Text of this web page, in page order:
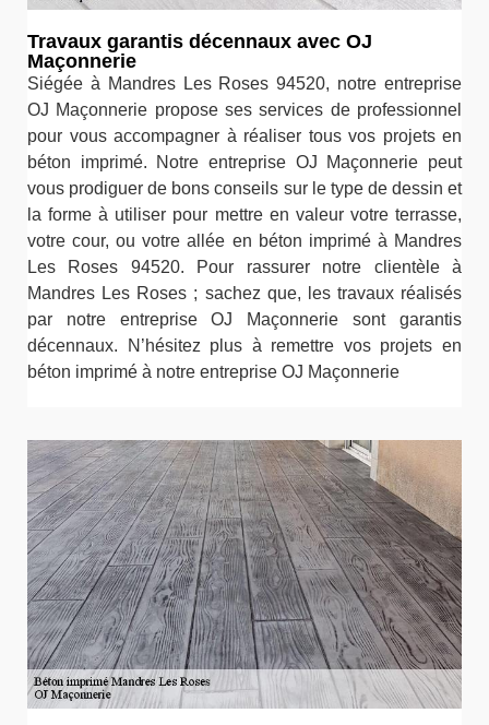
Travaux garantis décennaux avec OJ
Maçonnerie
Siégée à Mandres Les Roses 94520, notre entreprise
OJ Maçonnerie propose ses services de professionnel
pour vous accompagner à réaliser tous vos projets en
béton imprimé. Notre entreprise OJ Maçonnerie peut
vous prodiguer de bons conseils sur le type de dessin et
la forme à utiliser pour mettre en valeur votre terrasse,
votre cour, ou votre allée en béton imprimé à Mandres
Les Roses 94520. Pour rassurer notre clientèle à
Mandres Les Roses ; sachez que, les travaux réalisés
par notre entreprise OJ Maçonnerie sont garantis
décennaux. N’hésitez plus à remettre vos projets en
béton imprimé à notre entreprise OJ Maçonnerie